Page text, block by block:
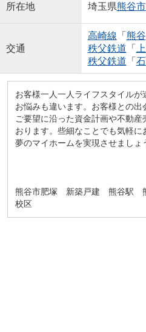
所在地 埼玉県熊谷市
交通
高崎線 「 熊谷
秩父鉄道 「
秩父鉄道 「
お客様一人一人ライフスタイル
お悩みも違います。お客様との
ご要望に沿った資金計画や不動
おります。些細なことでも気軽
夢のマイホームを実現させましょ
熊谷市肥塚 新築戸建 熊谷駅
校区